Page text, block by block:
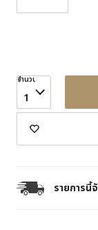
จำนวน
1
รายการนี้